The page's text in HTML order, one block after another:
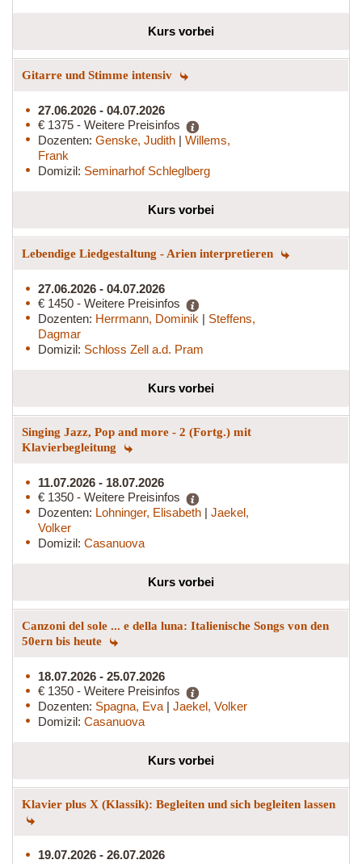
Kurs vorbei
Gitarre und Stimme intensiv
27.06.2026 - 04.07.2026
€ 1375 - Weitere Preisinfos
Dozenten: Genske, Judith | Willems,
Frank
Domizil: Seminarhof Schleglberg
Kurs vorbei
Lebendige Liedgestaltung - Arien interpretieren
27.06.2026 - 04.07.2026
€ 1450 - Weitere Preisinfos
Dozenten: Herrmann, Dominik | Steffens,
Dagmar
Domizil: Schloss Zell a.d. Pram
Kurs vorbei
Singing Jazz, Pop and more - 2 (Fortg.) mit
Klavierbegleitung
11.07.2026 - 18.07.2026
€ 1350 - Weitere Preisinfos
Dozenten: Lohninger, Elisabeth | Jaekel,
Volker
Domizil: Casanuova
Kurs vorbei
Canzoni del sole ... e della luna: Italienische Songs von den
50ern bis heute
18.07.2026 - 25.07.2026
€ 1350 - Weitere Preisinfos
Dozenten: Spagna, Eva | Jaekel, Volker
Domizil: Casanuova
Kurs vorbei
Klavier plus X (Klassik): Begleiten und sich begleiten lassen
19.07.2026 - 26.07.2026